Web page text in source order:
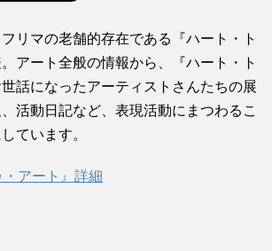
リマの老舗的存在である『ハート・ト
アート全般の情報から、『ハート・ト
話になったアーティストさんたちの展
活動日記など、表現活動にまつわるこ
ています。
・アート』詳細